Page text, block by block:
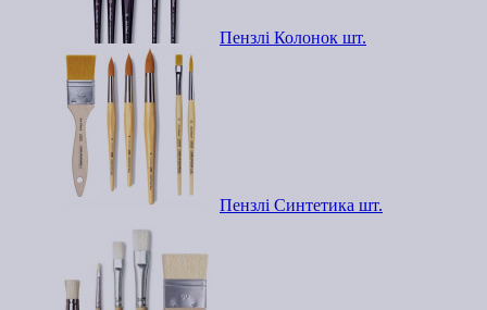
Пензлі Колонок шт.
Пензлі Синтетика шт.